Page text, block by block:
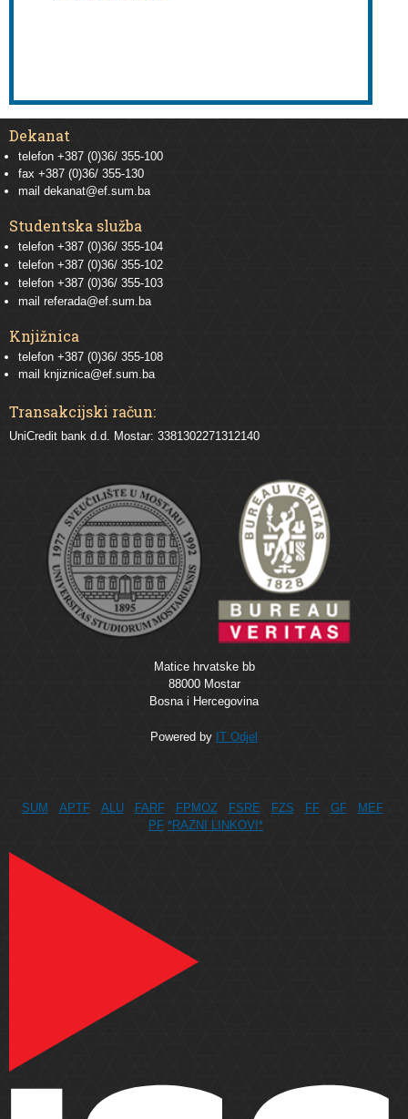
Dekanat
telefon +387 (0)36/ 355-100
fax +387 (0)36/ 355-130
mail dekanat@ef.sum.ba
Studentska služba
telefon +387 (0)36/ 355-104
telefon +387 (0)36/ 355-102
telefon +387 (0)36/ 355-103
mail referada@ef.sum.ba
Knjižnica
telefon +387 (0)36/ 355-108
mail
knjiznica@ef.sum.ba
Transakcijski račun:
UniCredit bank d.d. Mostar: 3381302271312140
Matice hrvatske bb
88000 Mostar
Bosna i Hercegovina
Powered by IT Odjel
SUM APTF ALU FARF FPMOZ FSRE FZS FF GF
MEF
PF *RAZNI LINKOVI*